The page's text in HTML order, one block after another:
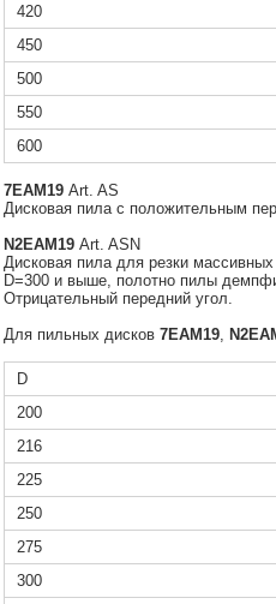
420
450
500
550
600
7EAМ19 Art. AS
Дисковая пила с положительным
N2EAМ19 Art. ASN
Дисковая пила для резки
D=300 и выше, полотно пилы
Отрицательный передний угол.
Для пильных дисков 7EAМ19,
D
200
216
225
250
275
300